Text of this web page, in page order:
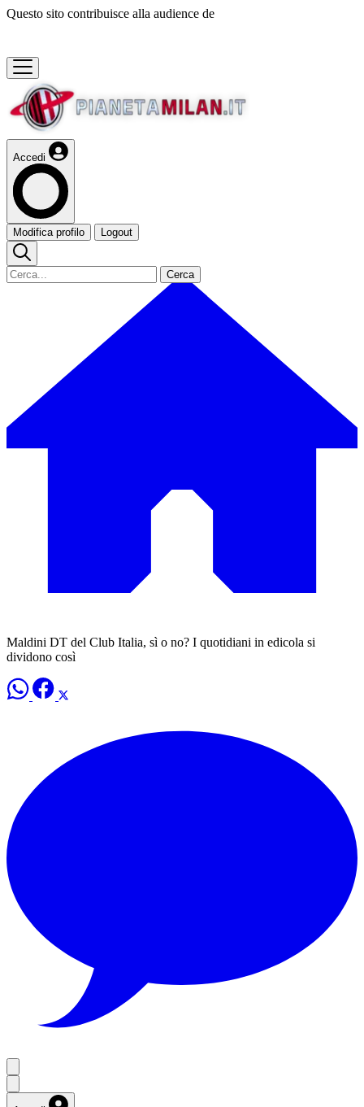
Questo sito contribuisce alla audience de
Accedi
Modifica profilo Logout
Cerca
Maldini DT del Club Italia, sì o no? I quotidiani in edicola si
dividono così